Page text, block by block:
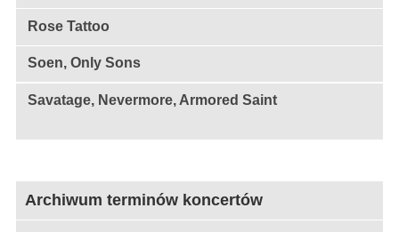
Rose Tattoo
Soen, Only Sons
Savatage, Nevermore, Armored Saint
Archiwum terminów koncertów